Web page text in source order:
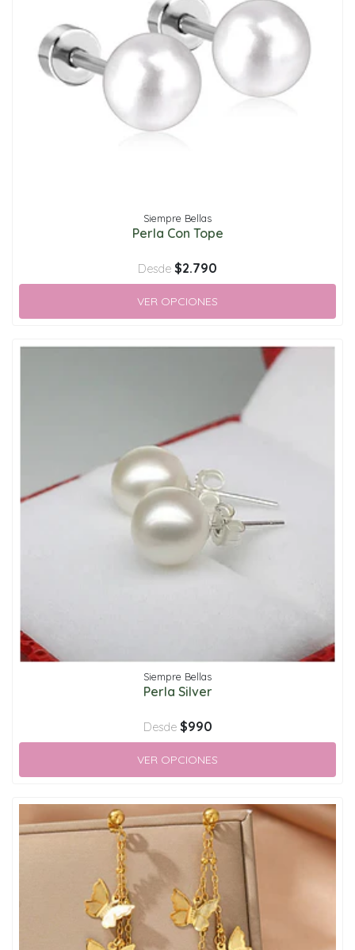
Siempre Bellas
Perla Con Tope
Desde $2.790
VER OPCIONES
Siempre Bellas
Perla Silver
Desde $990
VER OPCIONES